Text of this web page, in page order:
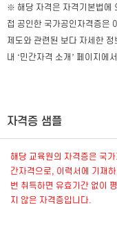
※ 해당 자격은 자격기본법에
접 공인한 국가공인자격증은
제도와 관련된 보다 자세한
내 ‘민간자격 소개’ 페이지에
자격증 샘플
해당 교육원의 자격증은 국
간자격으로, 이력서에 기재
번 취득하면 유효기간 없이
지 않은 자격증입니다.